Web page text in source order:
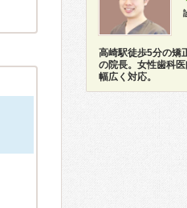
高崎駅徒歩5分の矯
の院長。女性歯科
幅広く対応。